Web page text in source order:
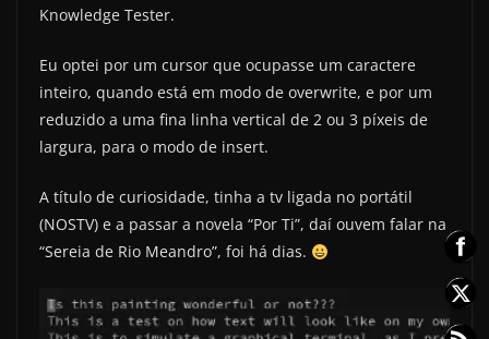
Knowledge Tester.
Eu optei por um cursor que ocupasse um caractere
inteiro, quando está em modo de overwrite, e por um
reduzido a uma fina linha vertical de 2 ou 3 píxeis de
largura, para o modo de insert.
A título de curiosidade, tinha a tv ligada no portátil
(NOSTV) e a passar a novela “Por Ti”, daí ouvem falar na
“Sereia de Rio Meandro”, foi há dias.